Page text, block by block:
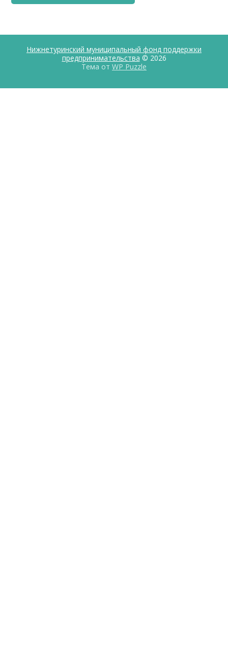
Нижнетуринский муниципальный фонд поддержки
предпринимательства © 2026
Тема от WP Puzzle